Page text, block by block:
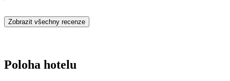
Zobrazit všechny recenze
Poloha hotelu